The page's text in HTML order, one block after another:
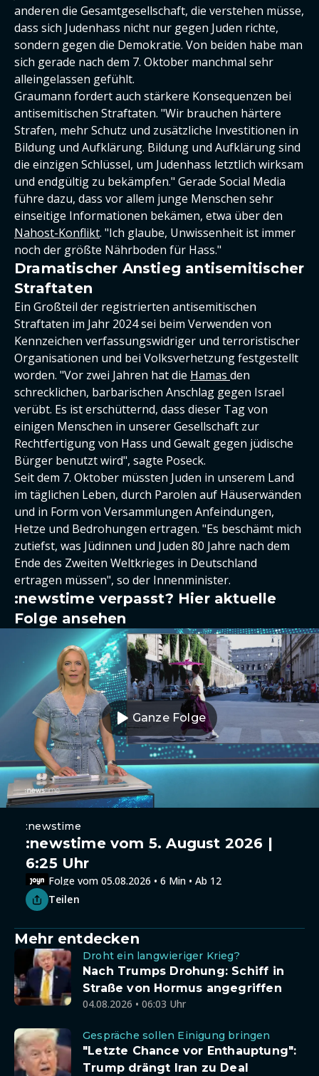
anderen die Gesamtgesellschaft, die verstehen müsse,
dass sich Judenhass nicht nur gegen Juden richte,
sondern gegen die Demokratie. Von beiden habe man
sich gerade nach dem 7. Oktober manchmal sehr
alleingelassen gefühlt.
Graumann fordert auch stärkere Konsequenzen bei
antisemitischen Straftaten. "Wir brauchen härtere
Strafen, mehr Schutz und zusätzliche Investitionen in
Bildung und Aufklärung. Bildung und Aufklärung sind
die einzigen Schlüssel, um Judenhass letztlich wirksam
und endgültig zu bekämpfen." Gerade Social Media
führe dazu, dass vor allem junge Menschen sehr
einseitige Informationen bekämen, etwa über den
Nahost-Konflikt. "Ich glaube, Unwissenheit ist immer
noch der größte Nährboden für Hass."
Dramatischer Anstieg antisemitischer
Straftaten
Ein Großteil der registrierten antisemitischen
Straftaten im Jahr 2024 sei beim Verwenden von
Kennzeichen verfassungswidriger und terroristischer
Organisationen und bei Volksverhetzung festgestellt
worden. "Vor zwei Jahren hat die Hamas den
schrecklichen, barbarischen Anschlag gegen Israel
verübt. Es ist erschütternd, dass dieser Tag von
einigen Menschen in unserer Gesellschaft zur
Rechtfertigung von Hass und Gewalt gegen jüdische
Bürger benutzt wird", sagte Poseck.
Seit dem 7. Oktober müssten Juden in unserem Land
im täglichen Leben, durch Parolen auf Häuserwänden
und in Form von Versammlungen Anfeindungen,
Hetze und Bedrohungen ertragen. "Es beschämt mich
zutiefst, was Jüdinnen und Juden 80 Jahre nach dem
Ende des Zweiten Weltkrieges in Deutschland
ertragen müssen", so der Innenminister.
:newstime verpasst? Hier aktuelle
Folge ansehen
Ganze Folge
:newstime
:newstime vom 5. August 2026 |
6:25 Uhr
Folge vom 05.08.2026 • 6 Min • Ab 12
Teilen
Mehr entdecken
Droht ein langwieriger Krieg?
Nach Trumps Drohung: Schiff in
Straße von Hormus angegriffen
04.08.2026 • 06:03 Uhr
Gespräche sollen Einigung bringen
"Letzte Chance vor Enthauptung":
Trump drängt Iran zu Deal